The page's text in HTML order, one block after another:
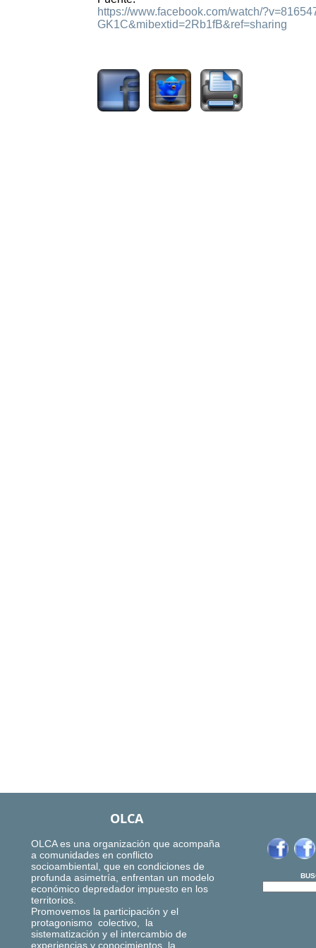
https://www.facebook.com/watch/
GK1C&mibextid=2Rb1fB&ref=sharing
OLCA
OLCA es una organización que acompaña
a comunidades en conflicto
socioambiental, que en condiciones de
profunda asimetría, enfrentan un modelo
económico depredador impuesto en los
territorios.
Promovemos la participación y el
protagonismo colectivo, la
sistematización y el intercambio de
experiencias y conocimientos, la